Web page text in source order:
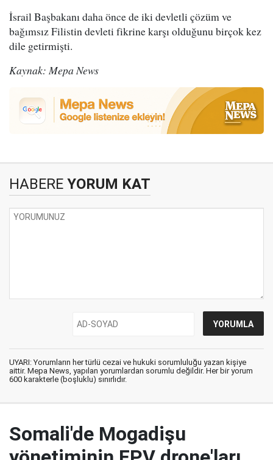
İsrail Başbakanı daha önce de iki devletli çözüm ve
bağımsız Filistin devleti fikrine karşı olduğunu birçok kez
dile getirmişti.
Kaynak: Mepa News
HABERE YORUM KAT
UYARI: Yorumların her türlü cezai ve hukuki sorumluluğu yazan kişiye
aittir. Mepa News, yapılan yorumlardan sorumlu değildir. Her bir yorum
600 karakterle (boşluklu) sınırlıdır.
Somali'de Mogadişu